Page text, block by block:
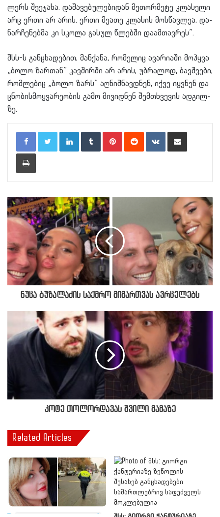
ლერს შე­ე­ჯა­ხა. და­შა­ვე­ბუ­ლე­ბი­დან მე­თორ­მე­ტე კლა­სე­ლი
არ­ც ერ­თი არ არის. ერთი მე­ა­თე კლა­სის მოს­წავ­ლეა, და­
ნარ­ჩე­ნებ­მა კი სკო­ლა გა­სულ წლებ­ში და­ამ­თავ­რეს”.
შსს-ს განცხადებით, მან­ქა­ნა, რო­მე­ლიც ავა­რი­ა­ში მოჰ­ყვა
„ბოლო ზარ­თან” კავ­შირ­ში არ არის, უბ­რა­ლოდ, ბავ­შვე­ბი,
რომ­ლე­ბიც „ბოლო ზარს” აღ­ნიშ­ნავ­დნენ, იქვე იყ­ვნენ და
ცნო­ბის­მოყ­ვა­რე­ო­ბის გამო მი­ვიდ­ნენ შემ­თხვე­ვის ად­გილ­
ზე.
LinkedInTumblr PinterestReddit VKontakteShare via Email
Print
ნუცა ბუზალაძის საქმრო მიმართვას ავრცელებს
კოტე თოლორდავას შვილი მამაზე
Related Articles